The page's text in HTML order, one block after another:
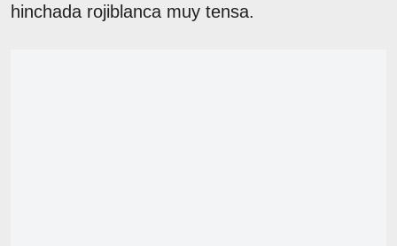
hinchada rojiblanca muy tensa.